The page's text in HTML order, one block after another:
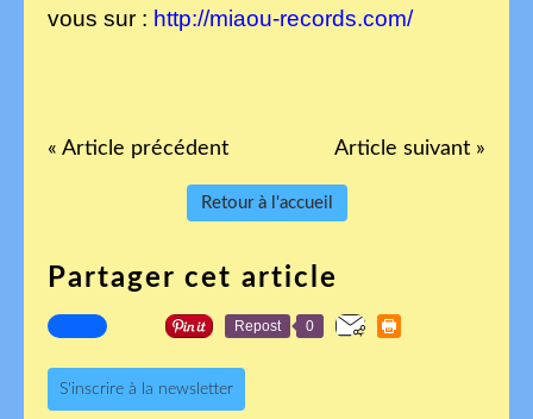
vous sur : http://miaou-records.com/
« Article précédent Article suivant »
Retour à l'accueil
Partager cet article
Repost 0
S'inscrire à la newsletter